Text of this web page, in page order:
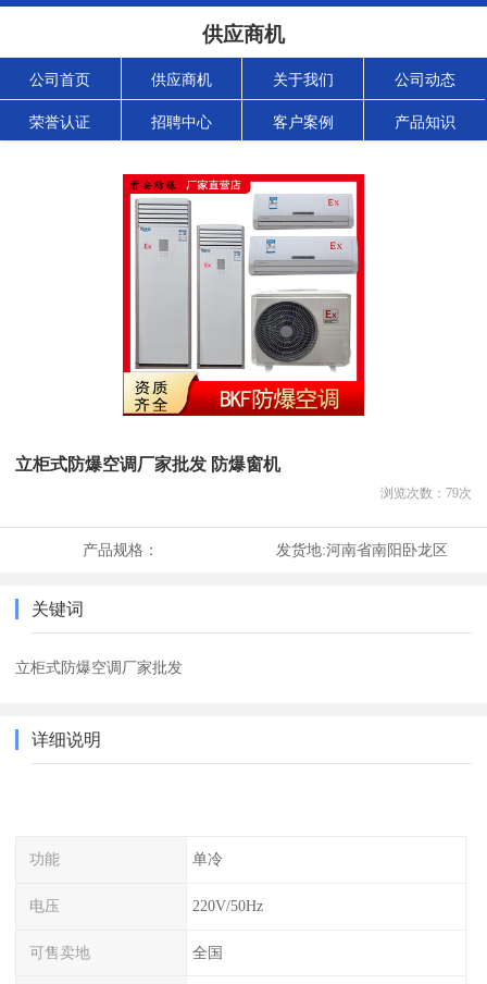
供应商机
公司首页 供应商机 关于我们 公司动态
荣誉认证 招聘中心 客户案例 产品知识
立柜式防爆空调厂家批发 防爆窗机
浏览次数： 79次
产品规格： 发货地:河南省南阳卧龙区
关键词
立柜式防爆空调厂家批发
详细说明
功能 单冷
电压 220V/50Hz
可售卖地 全国